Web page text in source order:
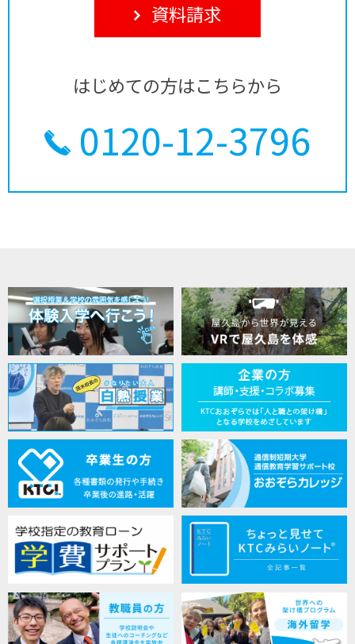
資料請求
はじめての方はこちらから
0120-12-3796